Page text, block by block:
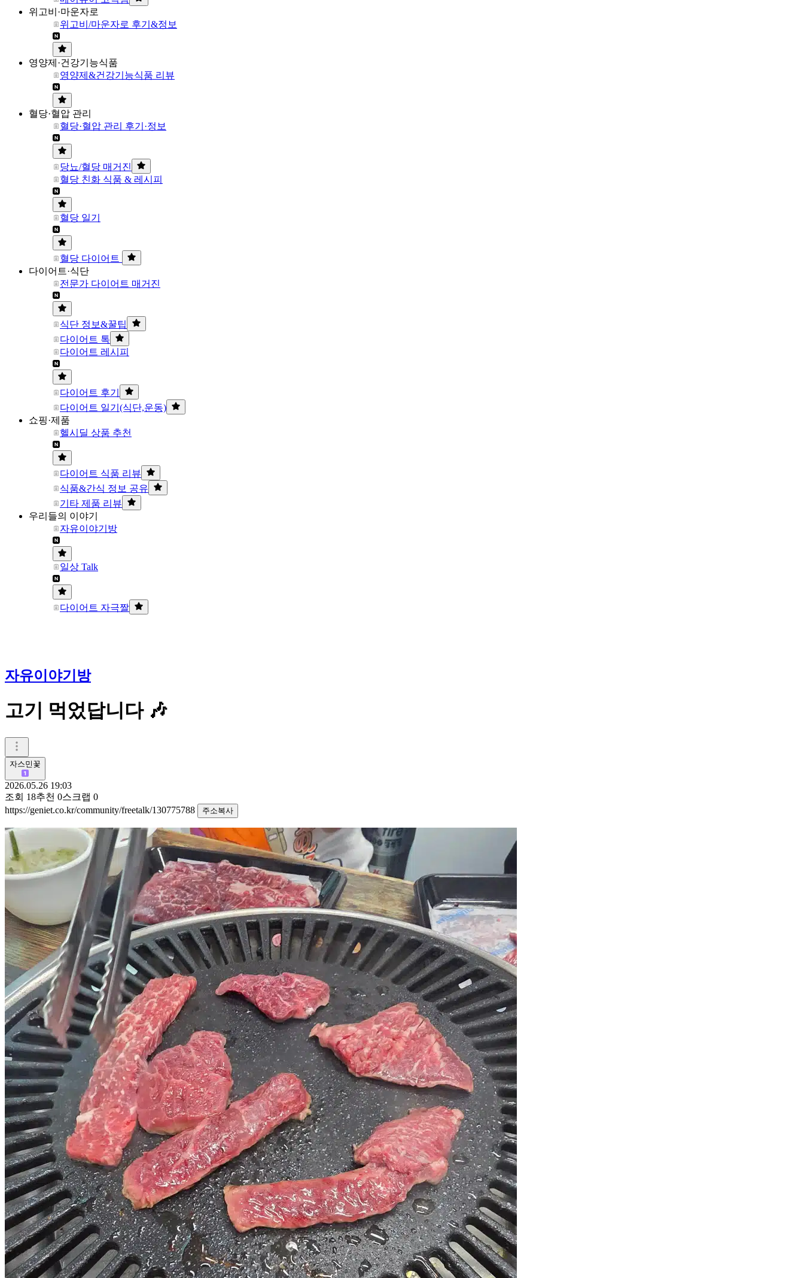
위고비·마운자로
위고비/마운자로 후기&정보
영양제·건강기능식품
영양제&건강기능식품 리뷰
혈당·혈압 관리
혈당·혈압 관리 후기·정보
당뇨/혈당 매거진
혈당 친화 식품 & 레시피
혈당 일기
혈당 다이어트
다이어트·식단
전문가 다이어트 매거진
식단 정보&꿀팁
다이어트 톡
다이어트 레시피
다이어트 후기
다이어트 일기(식단,운동)
쇼핑·제품
헬시딜 상품 추천
다이어트 식품 리뷰
식품&간식 정보 공유
기타 제품 리뷰
우리들의 이야기
자유이야기방
일상 Talk
다이어트 자극짤
자유이야기방
고기 먹었답니다 🎶
자스민꽃
2026.05.26 19:03
조회 18추천 0스크랩 0
https://geniet.co.kr/community/freetalk/130775788
주소복사